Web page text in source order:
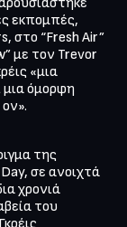
εκπομπές,
στο “Fresh Air”
με τον Trevor
«μια
όμορφη
της
σε ανοιχτά
χρονιά
του